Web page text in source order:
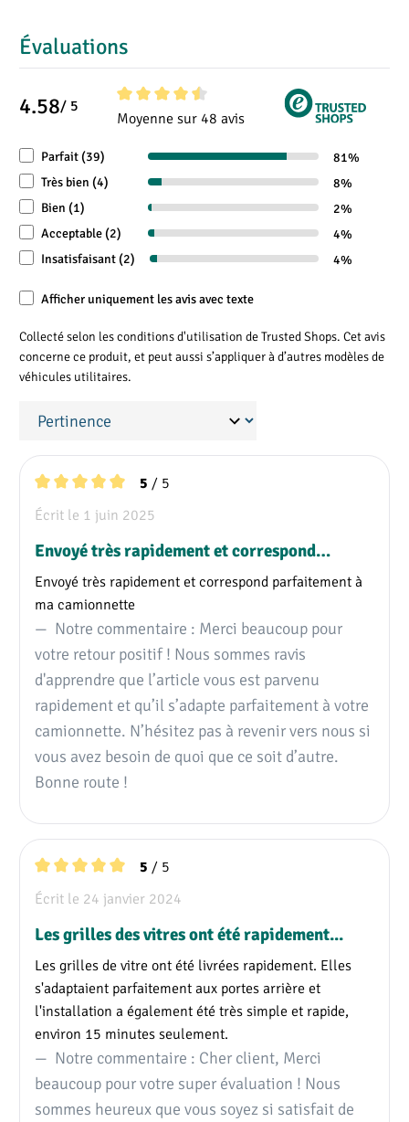
Les grilles anti-infraction sont faites sur mesure pour le
Citroen Berlingo. Pour monter les grilles anti-effraction,
vous devez d'abord marquer les points de montage, puis
pré-percer quelques trous. Avec les vis fournies, vous
instructions de montage complètes se trouvent sous
l'onglet « Instructions de montage »
Conseil : Pour une installation optimale, nettoyez les vitres
avant le montage.
Évaluations
4.58/ 5
Note moyenne de 4.5 sur 5 étoiles
Moyenne sur 48 avis
Parfait (39)
81%
Très bien (4)
8%
Bien (1)
2%
Acceptable (2)
4%
Insatisfaisant (2)
4%
Afficher uniquement les avis avec texte
Collecté selon les conditions d'utilisation de Trusted Shops. Cet avis
concerne ce produit, et peut aussi s’appliquer à d’autres modèles de
véhicules utilitaires.
Écrit le 1 juin 2025
Note moyenne de 5 sur 5 étoiles
5 / 5
Envoyé très rapidement et correspond…
Envoyé très rapidement et correspond parfaitement à
ma camionnette
Notre commentaire : Merci beaucoup pour
votre retour positif ! Nous sommes ravis
d'apprendre que l’article vous est parvenu
rapidement et qu’il s’adapte parfaitement à votre
camionnette. N’hésitez pas à revenir vers nous si
vous avez besoin de quoi que ce soit d’autre.
Bonne route !
Écrit le 24 janvier 2024
Note moyenne de 5 sur 5 étoiles
5 / 5
Les grilles des vitres ont été rapidement...
Les grilles de vitre ont été livrées rapidement. Elles
s'adaptaient parfaitement aux portes arrière et
l'installation a également été très simple et rapide,
environ 15 minutes seulement.
Notre commentaire : Cher client, Merci
beaucoup pour votre super évaluation ! Nous
sommes heureux que vous soyez si satisfait de